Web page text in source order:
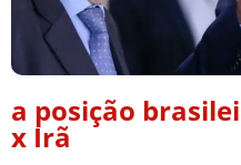
a posição
x Irã